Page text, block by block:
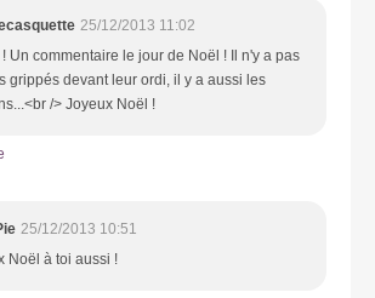
25/12/2013 11:02
Un commentaire le jour de Noël ! Il n'y a pas
grippés devant leur ordi, il y a aussi les
/> Joyeux Noël !
25/12/2013 10:51
Noël à toi aussi !